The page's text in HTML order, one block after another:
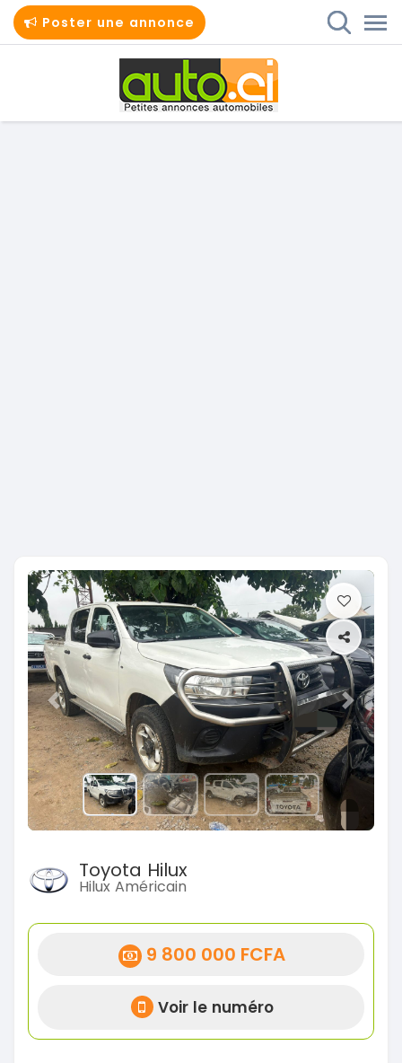
Poster une annonce
Previous Next
Toyota Hilux
Hilux Américain
9 800 000 FCFA
Voir le numéro